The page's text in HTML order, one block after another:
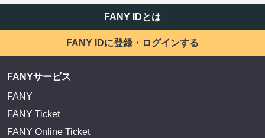
FANY IDとは
FANY IDに登録・ログインする
FANYサービス
FANY
FANY Ticket
FANY Online Ticket